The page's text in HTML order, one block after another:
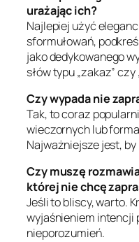
urażając ich?
Najlepiej użyć
sformułowań,
jako dedykowanego
słów typu „zakaz” czy
Czy wypada nie
Tak, to coraz
wieczornych lub
Najważniejsze jest,
Czy muszę
której nie chcę
Jeśli to bliscy, warto.
wyjaśnieniem intencji
nieporozumień.